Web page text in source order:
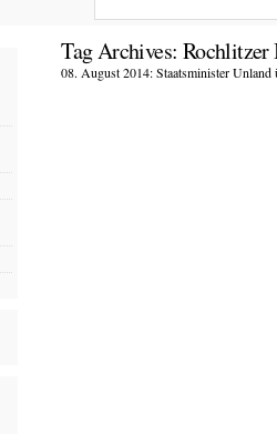
Tag Archives: Rochlitzer
08. August 2014: Staatsminister